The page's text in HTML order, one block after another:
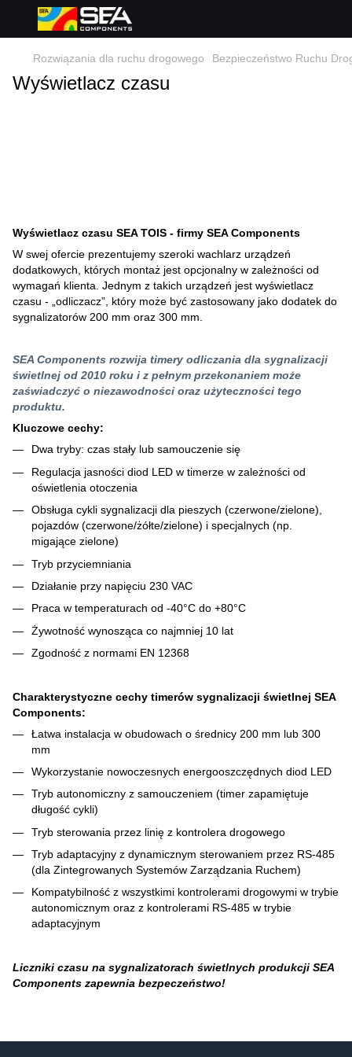
Rozwiązania dla ruchu drogowego Bezpieczeństwo Ruchu
Wyświetlacz czasu
Wyświetlacz czasu SEA TOIS - firmy SEA Components
W swej ofercie prezentujemy szeroki wachlarz urządzeń
dodatkowych, których montaż jest opcjonalny w zależności od
wymagań klienta. Jednym z takich urządzeń jest wyświetlacz
czasu - „odliczacz”, który może być zastosowany jako dodatek do
sygnalizatorów 200 mm oraz 300 mm.
SEA Components rozwija timery odliczania dla sygnalizacji
świetlnej od 2010 roku i z pełnym przekonaniem może
zaświadczyć o niezawodności oraz użyteczności tego
produktu.
Kluczowe cechy:
Dwa tryby: czas stały lub samouczenie się
Regulacja jasności diod LED w timerze w zależności od
oświetlenia otoczenia
Obsługa cykli sygnalizacji dla pieszych (czerwone/zielone),
pojazdów (czerwone/żółte/zielone) i specjalnych (np.
migające zielone)
Tryb przyciemniania
Działanie przy napięciu 230 VAC
Praca w temperaturach od -40°C do +80°C
Żywotność wynosząca co najmniej 10 lat
Zgodność z normami EN 12368
Charakterystyczne cechy timerów sygnalizacji świetlnej SEA
Components:
Łatwa instalacja w obudowach o średnicy 200 mm lub 300
mm
Wykorzystanie nowoczesnych energooszczędnych diod LED
Tryb autonomiczny z samouczeniem (timer zapamiętuje
długość cykli)
Tryb sterowania przez linię z kontrolera drogowego
Tryb adaptacyjny z dynamicznym sterowaniem przez RS-485
(dla Zintegrowanych Systemów Zarządzania Ruchem)
Kompatybilność z wszystkimi kontrolerami drogowymi w trybie
autonomicznym oraz z kontrolerami RS-485 w trybie
adaptacyjnym
Liczniki czasu na sygnalizatorach świetlnych produkcji SEA
Components zapewnia bezpeczeństwo!